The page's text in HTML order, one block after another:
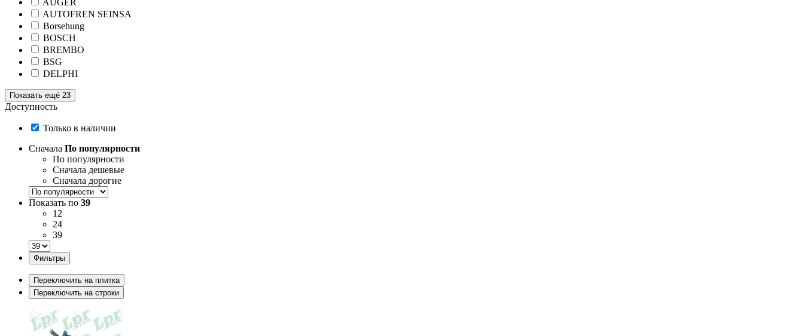
AUTOFREN SEINSA
Borsehung
BOSCH
BREMBO
BSG
DELPHI
Показать ещё 23
Доступность
Только в наличии
Сначала По популярности
По популярности
Сначала дешевые
Сначала дорогие
Показать по 39
12
24
39
Фильтры
Переключить на плитка
Переключить на строки